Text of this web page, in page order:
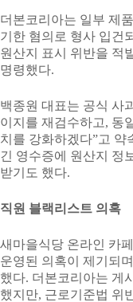
더본코리아는 일부 제
기한 혐의로 형사 입건
원산지 표시 위반을 적
명령했다.
백종원 대표는 공식 사
이지를 재검수하고, 동
치를 강화하겠다”고 약
긴 영수증에 원산지 정
받기도 했다.
직원 블랙리스트 의혹
새마을식당 온라인 카
운영된 의혹이 제기되
했다. 더본코리아는 게
했지만, 근로기준법 위